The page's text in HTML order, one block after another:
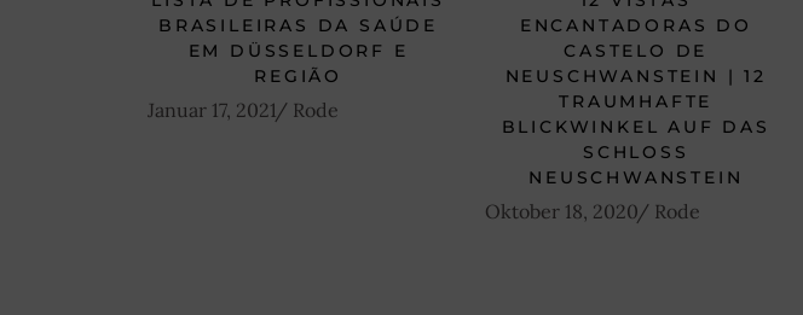
BRASILEIRAS DA SAÚDE
EM DÜSSELDORF E
REGIÃO
Januar 17, 2021 Rode
ENCANTADORAS DO
CASTELO DE
NEUSCHWANSTEIN | 12
TRAUMHAFTE
BLICKWINKEL AUF DAS
SCHLOSS
NEUSCHWANSTEIN
Oktober 18, 2020 Rode